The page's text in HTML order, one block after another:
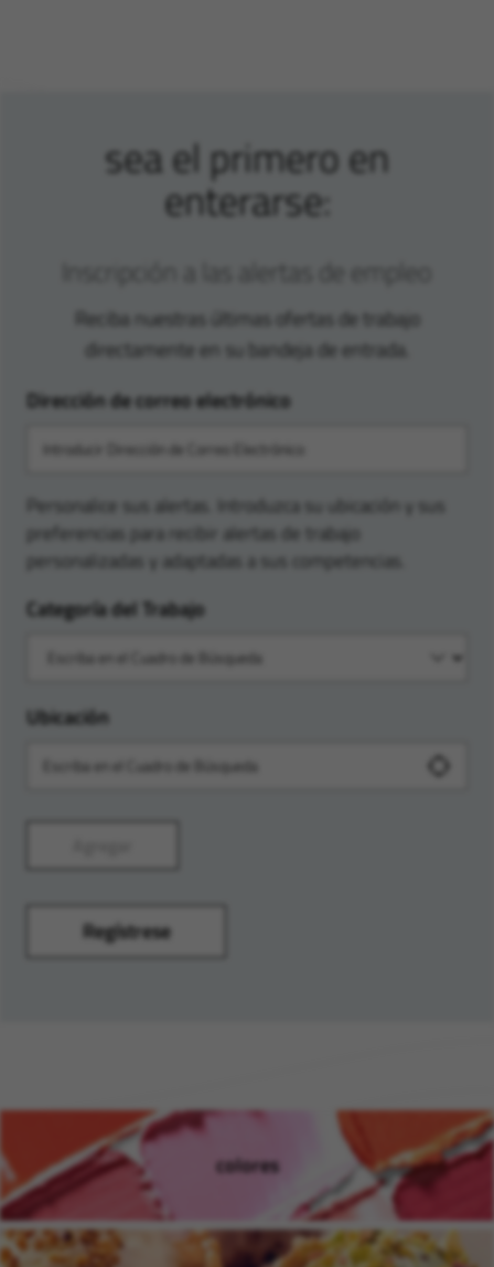
sea el primero en
enterarse:
Reciba nuestras últimas ofertas de trabajo
directamente en su bandeja de entrada.
Dirección de correo electrónico
Personalice sus alertas. Introduzca su ubicación y sus
preferencias para recibir alertas de trabajo
personalizadas y adaptadas a sus competencias.
Categoría del Trabajo
Ubicación
Regístrese
colores(Se abre en una ventana